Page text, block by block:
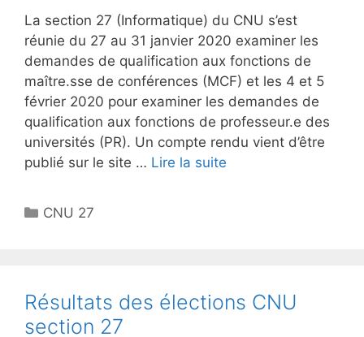
La section 27 (Informatique) du CNU s’est
réunie du 27 au 31 janvier 2020 examiner les
demandes de qualification aux fonctions de
maître.sse de conférences (MCF) et les 4 et 5
février 2020 pour examiner les demandes de
qualification aux fonctions de professeur.e des
universités (PR). Un compte rendu vient d’être
publié sur le site … Lire la suite
Catégories
CNU 27
Résultats des élections CNU
section 27